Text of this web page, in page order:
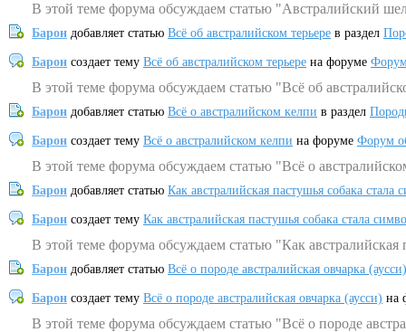
В этой теме форума обсуждаем статью "Австралийский
Барон добавляет статью Всё об австралийском терьере в раздел
Барон создает тему Всё об австралийском терьере на форуме
В этой теме форума обсуждаем статью "Всё об
Барон добавляет статью Всё о австралийском келпи в раздел
Барон создает тему Всё о австралийском келпи на форуме Форум
В этой теме форума обсуждаем статью "Всё о
Барон добавляет статью Как австралийская пастушья собака
Барон создает тему Как австралийская пастушья собака стала
В этой теме форума обсуждаем статью "Как
Барон добавляет статью Всё о породе австралийская овчарка (аусси)
Барон создает тему Всё о породе австралийская овчарка (аусси) на
В этой теме форума обсуждаем статью "Всё о породе